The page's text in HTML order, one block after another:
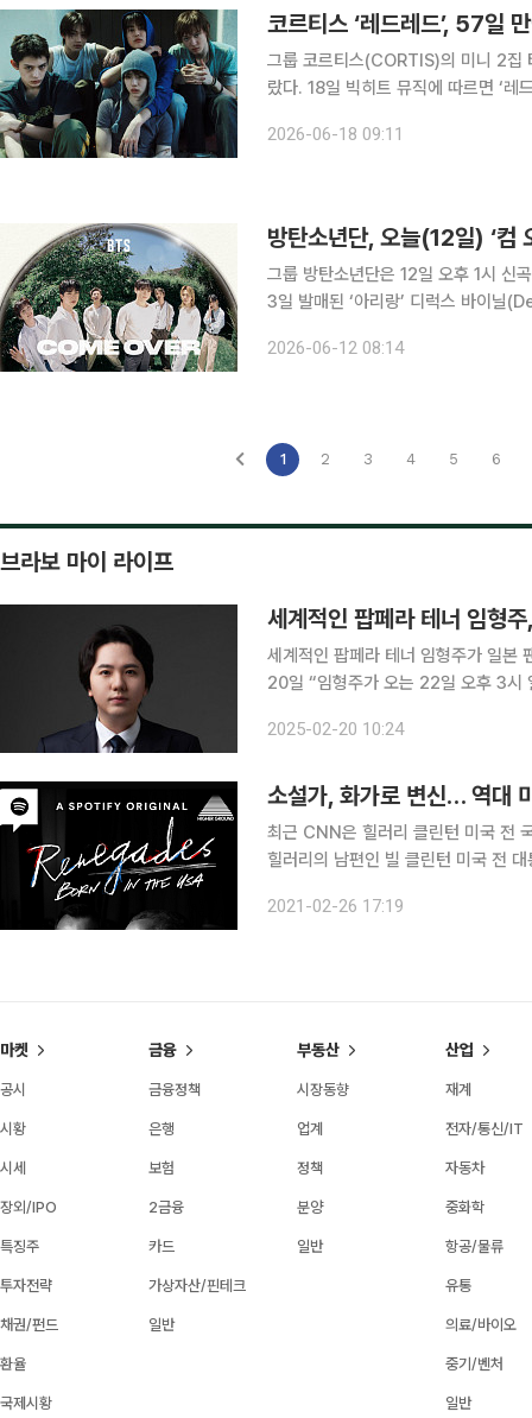
코르티스 ‘레드레드’, 57일
그룹 코르티스(CORTIS)의 미니 2집
랐다. 18일 빅히트 뮤직에 따르면 ‘레드레드’는 글로벌 오디오·음원 스트리밍 플랫폼 스포티파이에
한 보이그룹 노래 중 가장 빠르게 1억
2026-06-18 09:11
방탄소년단, 오늘(12일) ‘컴
그룹 방탄소년단은 12일 오후 1시 신
3일 발매된 ‘아리랑’ 디럭스 바이
이홉도 크레디트에 이름을
2026-06-12 08:14
1 2 3 4 5 6
브라보 마이 라이프
세계적인 팝페라 테너 임형
세계적인 팝페라 테너 임형주가 일본
20일 “임형주가 오는 22일 오후 3시
황 영상이 상영되며, 팬들과의 사인회
2025-02-20 10:24
소설가, 화가로 변신… 역대
최근 CNN은 힐러리 클린턴 미국 전
힐러리의 남편인 빌 클린턴 미국 전
령들은 퇴임 후 인생을 어떻게 살고
2021-02-26 17:19
마켓
공시
시황
시세
장외/IPO
특징주
투자전략
채권/펀드
환율
국제시황
금융
금융정책
은행
보험
2금융
카드
가상자산/핀테크
일반
부동산
시장동향
업계
정책
분양
일반
산업
재계
전자/통신/IT
자동차
중화학
항공/물류
유통
의료/바이오
중기/벤처
일반